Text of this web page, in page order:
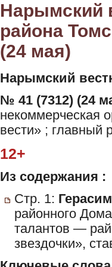
Нарымский
района
(24 мая)
Нарымский
№ 41 (7312) (24
некоммерческая
вести» ; главный
12+
Из содержания :
Стр. 1:
районного
талантов —
звездочки»,